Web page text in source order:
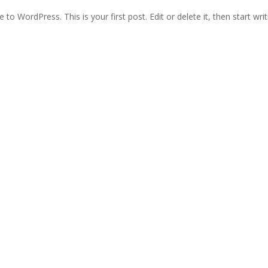
to WordPress. This is your first post. Edit or delete it, then start